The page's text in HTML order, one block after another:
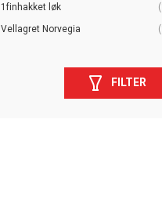
1finhakket løk
Vellagret Norvegia
FILTER